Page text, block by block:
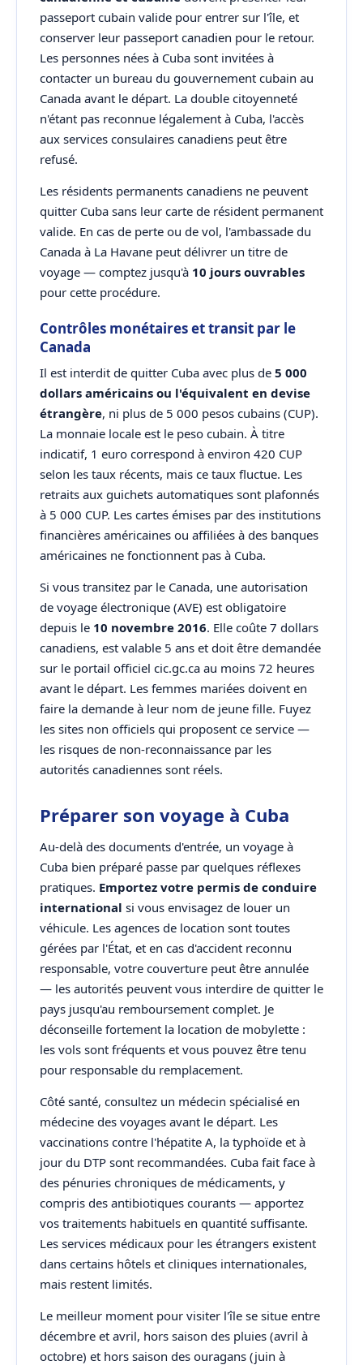
passeport cubain valide pour entrer sur l'île, et
conserver leur passeport canadien pour le retour.
Les personnes nées à Cuba sont invitées à
contacter un bureau du gouvernement cubain au
Canada avant le départ. La double citoyenneté
n'étant pas reconnue légalement à Cuba, l'accès
aux services consulaires canadiens peut être
refusé.
Les résidents permanents canadiens ne peuvent
quitter Cuba sans leur carte de résident permanent
valide. En cas de perte ou de vol, l'ambassade du
Canada à La Havane peut délivrer un titre de
voyage — comptez jusqu'à 10 jours ouvrables
pour cette procédure.
Contrôles monétaires et transit par le
Canada
Il est interdit de quitter Cuba avec plus de 5 000
dollars américains ou l'équivalent en devise
étrangère, ni plus de 5 000 pesos cubains (CUP).
La monnaie locale est le peso cubain. À titre
indicatif, 1 euro correspond à environ 420 CUP
selon les taux récents, mais ce taux fluctue. Les
retraits aux guichets automatiques sont plafonnés
à 5 000 CUP. Les cartes émises par des institutions
financières américaines ou affiliées à des banques
américaines ne fonctionnent pas à Cuba.
Si vous transitez par le Canada, une autorisation
de voyage électronique (AVE) est obligatoire
depuis le 10 novembre 2016. Elle coûte 7 dollars
canadiens, est valable 5 ans et doit être demandée
sur le portail officiel cic.gc.ca au moins 72 heures
avant le départ. Les femmes mariées doivent en
faire la demande à leur nom de jeune fille. Fuyez
les sites non officiels qui proposent ce service —
les risques de non-reconnaissance par les
autorités canadiennes sont réels.
Préparer son voyage à Cuba
Au-delà des documents d'entrée, un voyage à
Cuba bien préparé passe par quelques réflexes
pratiques. Emportez votre permis de conduire
international si vous envisagez de louer un
véhicule. Les agences de location sont toutes
gérées par l'État, et en cas d'accident reconnu
responsable, votre couverture peut être annulée
— les autorités peuvent vous interdire de quitter le
pays jusqu'au remboursement complet. Je
déconseille fortement la location de mobylette :
les vols sont fréquents et vous pouvez être tenu
pour responsable du remplacement.
Côté santé, consultez un médecin spécialisé en
médecine des voyages avant le départ. Les
vaccinations contre l'hépatite A, la typhoïde et à
jour du DTP sont recommandées. Cuba fait face à
des pénuries chroniques de médicaments, y
compris des antibiotiques courants — apportez
vos traitements habituels en quantité suffisante.
Les services médicaux pour les étrangers existent
dans certains hôtels et cliniques internationales,
mais restent limités.
Le meilleur moment pour visiter l'île se situe entre
décembre et avril, hors saison des pluies (avril à
octobre) et hors saison des ouragans (juin à